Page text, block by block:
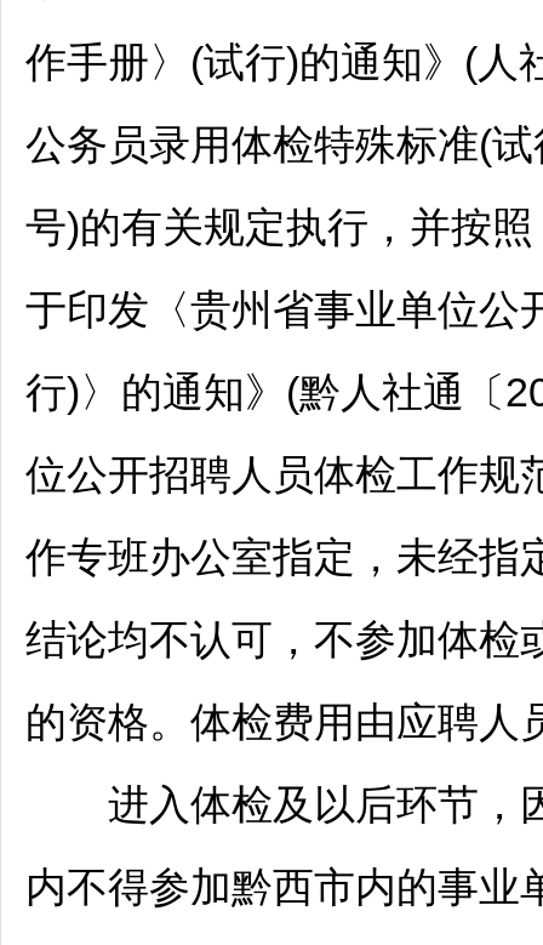
作手册〉(试行)的通知》(人
公务员录用体检特殊标准(
号)的有关规定执行，并按
于印发〈贵州省事业单位公
行)〉的通知》(黔人社通〔
位公开招聘人员体检工作规
作专班办公室指定，未经指
结论均不认可，不参加体检
的资格。体检费用由应聘人
进入体检及以后环节，
内不得参加黔西市内的事业